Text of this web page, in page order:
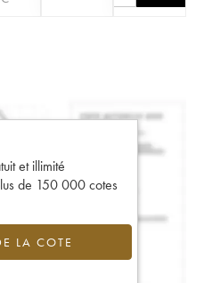
et illimité
de 150 000 cotes
LA COTE